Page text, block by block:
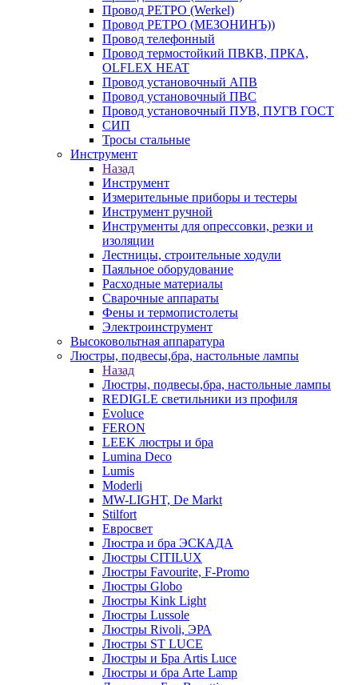
Провод РЕТРО (Werkel)
Провод РЕТРО (МЕЗОНИНЪ))
Провод телефонный
Провод термостойкий ПВКВ, ПРКА,
OLFLEX HEAT
Провод установочный АПВ
Провод установочный ПВС
Провод установочный ПУВ, ПУГВ ГОСТ
СИП
Тросы стальные
Инструмент
Назад
Инструмент
Измерительные приборы и тестеры
Инструмент ручной
Инструменты для опрессовки, резки и
изоляции
Лестницы, строительные ходули
Паяльное оборудование
Расходные материалы
Сварочные аппараты
Фены и термопистолеты
Электроинструмент
Высоковольтная аппаратура
Люстры, подвесы,бра, настольные лампы
Назад
Люстры, подвесы,бра, настольные лампы
REDIGLE светильники из профиля
Evoluce
FERON
LEEK люстры и бра
Lumina Deco
Lumis
Moderli
MW-LIGHT, De Markt
Stilfort
Евросвет
Люстра и бра ЭСКАДА
Люстры CITILUX
Люстры Favourite, F-Promo
Люстры Globo
Люстры Kink Light
Люстры Lussole
Люстры Rivoli, ЭРА
Люстры ST LUCE
Люстры и Бра Artis Luce
Люстры и бра Arte Lamp